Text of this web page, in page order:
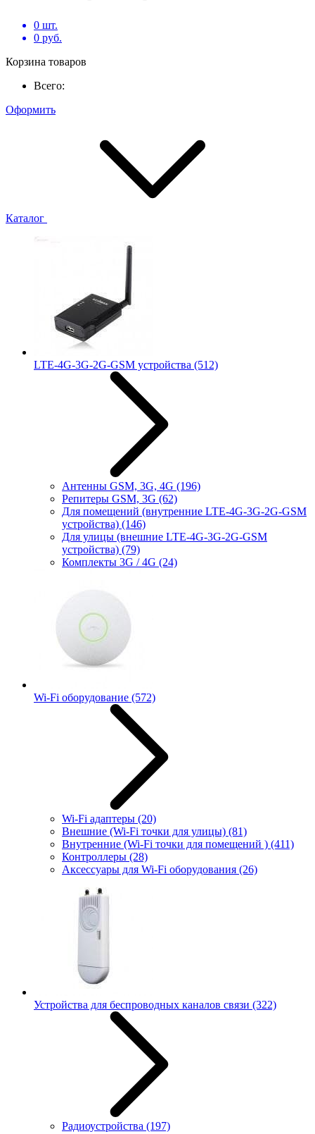
0 шт.
0 руб.
Корзина товаров
Всего:
Оформить
Каталог
LTE-4G-3G-2G-GSM устройства (512)
Антенны GSM, 3G, 4G (196)
Репитеры GSM, 3G (62)
Для помещений (внутренние LTE-4G-3G-2G-GSM
устройства) (146)
Для улицы (внешние LTE-4G-3G-2G-GSM
устройства) (79)
Комплекты 3G / 4G (24)
Wi-Fi оборудование (572)
Wi-Fi адаптеры (20)
Внешние (Wi-Fi точки для улицы) (81)
Внутренние (Wi-Fi точки для помещений ) (411)
Контроллеры (28)
Аксессуары для Wi-Fi оборудования (26)
Устройства для беспроводных каналов связи (322)
Радиоустройства (197)